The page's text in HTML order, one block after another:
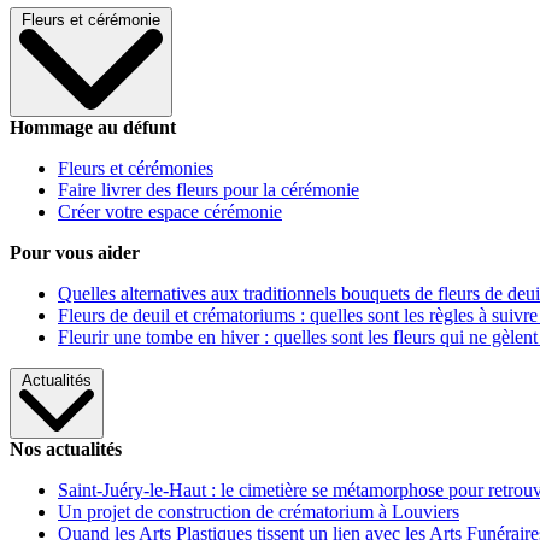
Fleurs et cérémonie
Hommage au défunt
Fleurs et cérémonies
Faire livrer des fleurs pour la cérémonie
Créer votre espace cérémonie
Pour vous aider
Quelles alternatives aux traditionnels bouquets de fleurs de
Fleurs de deuil et crématoriums : quelles sont les règles à
Fleurir une tombe en hiver : quelles sont les fleurs qui ne gèlent
Actualités
Nos actualités
Saint-Juéry-le-Haut : le cimetière se métamorphose pour
Un projet de construction de crématorium à Louviers
Quand les Arts Plastiques tissent un lien avec les Arts